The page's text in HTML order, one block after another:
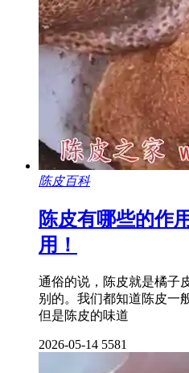
陈皮百科
陈皮有哪些的作
用！
通俗的说，陈皮就是橘子
别的。我们都知道陈皮一
但是陈皮的味道
2026-05-14 5581